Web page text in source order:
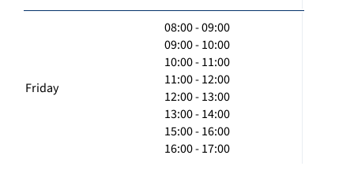
Friday
08:00 - 09:00
09:00 - 10:00
10:00 - 11:00
11:00 - 12:00
12:00 - 13:00
13:00 - 14:00
15:00 - 16:00
16:00 - 17:00